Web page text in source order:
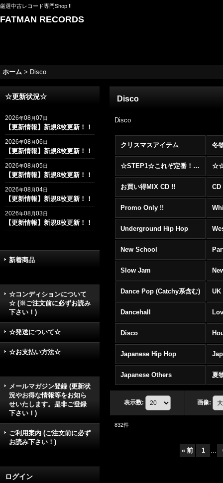
厳選中古レコード専門Shop !!
FATMAN RECORDS
ホーム > Disco
☆更新状況☆
2026年08月07日
【更新情報】新規8枚更新！！
2026年08月06日
【更新情報】新規8枚更新！！
2026年08月05日
【更新情報】新規8枚更新！！
2026年08月04日
【更新情報】新規8枚更新！！
2026年08月03日
【更新情報】新規8枚更新！！
新着商品
☆コンディションについて
☆ (※ご注文前に必ずお読み
下さい！)
☆発送について☆
☆お支払い方法☆
メールマガジン登録 (更新状
況やお得な情報等をお知ら
せいたします。是非ご登録
下さい！)
ご利用案内 (ご注文前に必ず
お読み下さい！)
ログイン
Disco
Disco
クリスマスアイテム 冬
☆STEP1☆これぞ定番！！まずはここから！2000年代R&BフロアヒットBest 100 !!!
お買い得MIX CD !!
Promo Only !!
Underground Hip Hop
New School
Slow Jam
Dance Pop (Catchy系含む) UK
Dancehall
Disco
Japanese Hip Hop
Japanese Others 夏
表示数: 画像:
832件
« 前 1 ...